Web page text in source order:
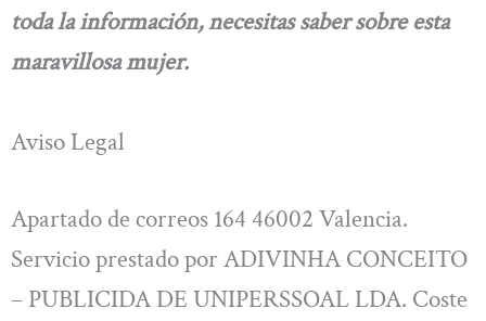
toda la información, necesitas saber sobre esta
maravillosa mujer.
Aviso Legal
Apartado de correos 164 46002 Valencia.
Servicio prestado por ADIVINHA CONCEITO
– PUBLICIDA DE UNIPERSSOAL LDA. Coste